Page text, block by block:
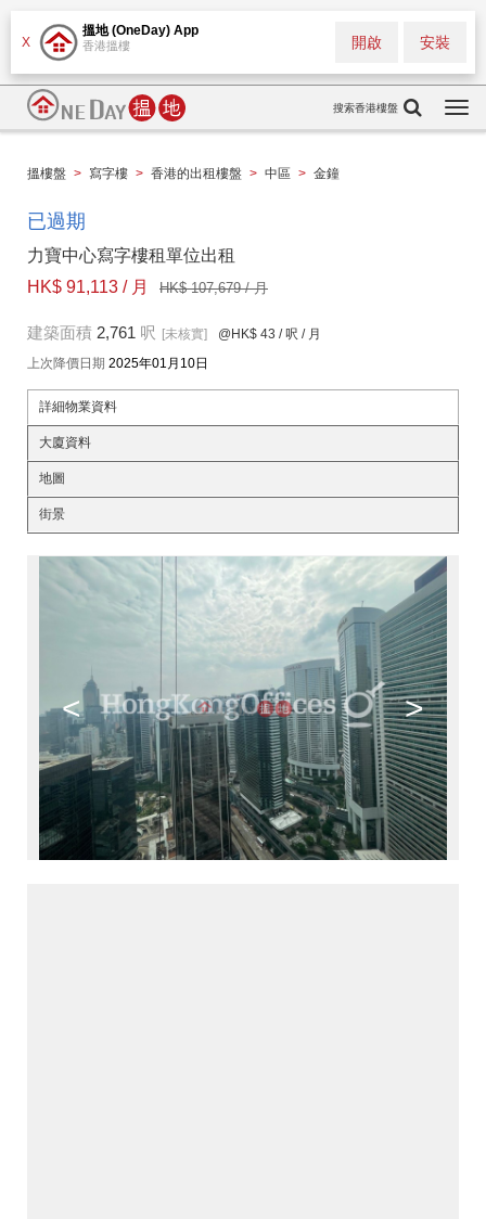
X
搵地 (OneDay) App
香港搵樓 安裝
開啟
搜索香港樓盤
搵樓盤 > 寫字樓 > 香港的出租樓盤 > 中區 > 金鐘
已過期
力寶中心寫字樓租單位出租
HK$ 91,113 / 月
HK$ 107,679 / 月
建築面積 2,761 呎 [未核實] @HK$ 43 / 呎 / 月
上次降價日期 2025年01月10日
詳細物業資料
大廈資料
地圖
街景
< >